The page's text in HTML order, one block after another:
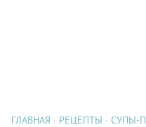
ГЛАВНАЯ РЕЦЕПТЫ
СУПЫ-